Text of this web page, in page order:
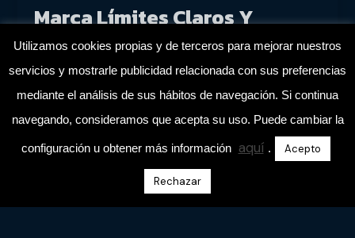
Marca Límites Claros Y
Explica Los Procesos
Los padres necesitan saber cuándo y cómo
pueden hablar contigo. No puedes pretender
que no hablen con su entrenador; pasan muchas
horas contigo.
Pero tú debes establecer las reglas del juego.
Marca límites claros:
Utilizamos cookies propias y de terceros para mejorar nuestros
servicios y mostrarle publicidad relacionada con sus preferencias
mediante el análisis de sus hábitos de navegación. Si continua
navegando, consideramos que acepta su uso. Puede cambiar la
configuración u obtener más información aquí . Acepto
Rechazar